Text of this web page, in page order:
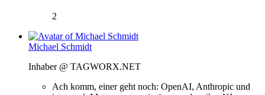
2
Michael Schmidt
Inhaber @ TAGWORX.NET
Ach komm, einer geht noch: OpenAI, Anthropic und